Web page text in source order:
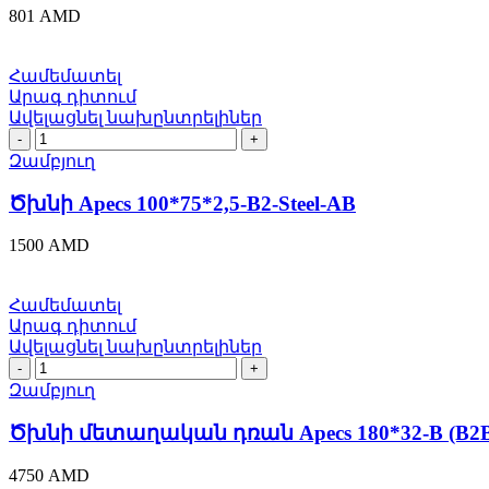
AC-
Blister
801 AMD
Համեմատել
Արագ դիտում
Ավելացնել նախընտրելիներ
Ծխնի
Apecs
100*75*2,5-
B2-
Steel-
AB
quantity
Զամբյուղ
Ծխնի Apecs 100*75*2,5-B2-Steel-AB
1500 AMD
Համեմատել
Արագ դիտում
Ավելացնել նախընտրելիներ
Ծխնի
մետաղական
Apecs
180*32-
B
Զամբյուղ
Ծխնի մետաղական դռան Apecs 180*32-B
4750 AMD